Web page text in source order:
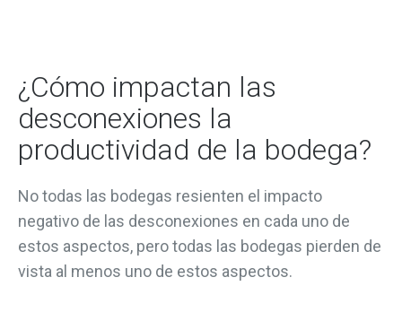
¿Cómo impactan las
desconexiones la
productividad de la bodega?
No todas las bodegas resienten el impacto
negativo de las desconexiones en cada uno de
estos aspectos, pero todas las bodegas pierden de
vista al menos uno de estos aspectos.